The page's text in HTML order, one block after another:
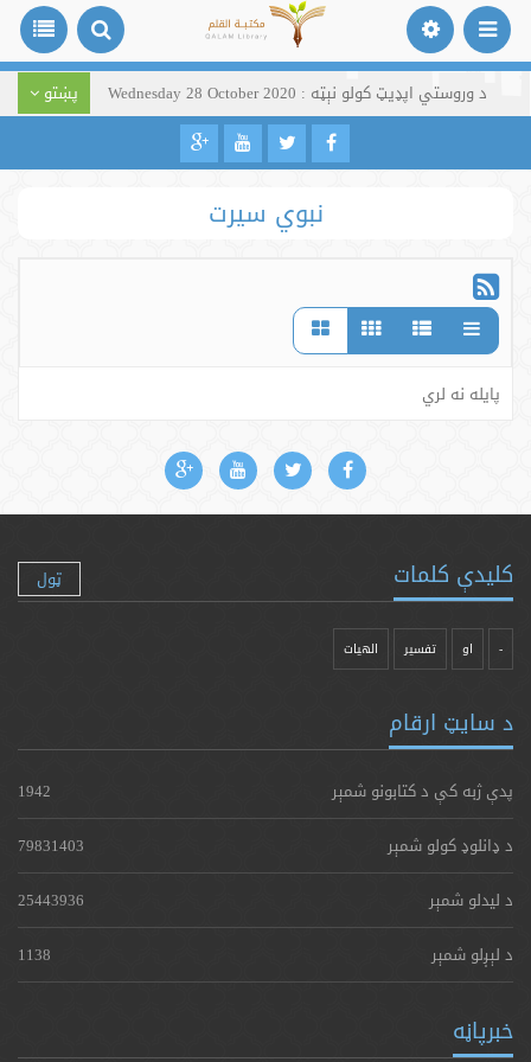
د وروستي اپډیټ کولو نېټه : Wednesday 28 October 2020 پښتو
نبوي سیرت
پایله نه لري
کلیدې کلمات ټول
- او تفسیر الهیات
د سایټ ارقام
پدې ژبه کې د کتابونو شمېر
1942
د ډانلوډ کولو شمېر
79831403
د لیدلو شمېر
25443936
د لېږلو شمېر
1138
خبرپاڼه